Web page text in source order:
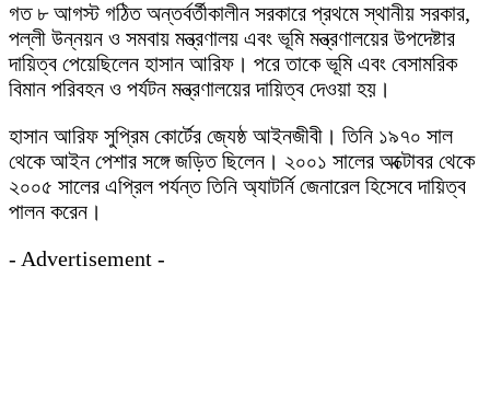
গত ৮ আগস্ট গঠিত অন্তর্বর্তীকালীন সরকারে প্রথমে স্থানীয় সরকার,
পল্লী উন্নয়ন ও সমবায় মন্ত্রণালয় এবং ভূমি মন্ত্রণালয়ের উপদেষ্টার
দায়িত্ব পেয়েছিলেন হাসান আরিফ। পরে তাকে ভূমি এবং বেসামরিক
বিমান পরিবহন ও পর্যটন মন্ত্রণালয়ের দায়িত্ব দেওয়া হয়।
হাসান আরিফ সুপ্রিম কোর্টের জ্যেষ্ঠ আইনজীবী। তিনি ১৯৭০ সাল
থেকে আইন পেশার সঙ্গে জড়িত ছিলেন। ২০০১ সালের অক্টোবর থেকে
২০০৫ সালের এপ্রিল পর্যন্ত তিনি অ্যাটর্নি জেনারেল হিসেবে দায়িত্ব
পালন করেন।
- Advertisement -